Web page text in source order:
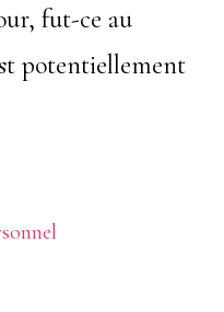
fut-ce au
potentiellement